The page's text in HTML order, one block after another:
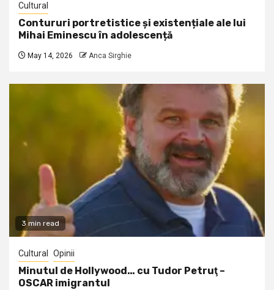
Cultural
Contururi portretistice și existențiale ale lui
Mihai Eminescu în adolescență
May 14, 2026 Anca Sirghie
3 min read
Cultural Opinii
Minutul de Hollywood… cu Tudor Petruţ –
OSCAR imigrantul